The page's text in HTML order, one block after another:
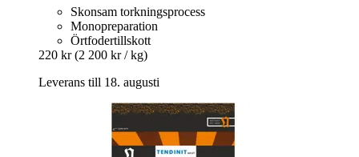
Skonsam torkningsprocess
Monopreparation
Örtfodertillskott
220 kr (2 200 kr / kg)
Leverans till 18. augusti